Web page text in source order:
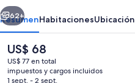
Siguiente
62+
ResumenHabitacionesUbicación
El
precio
actual
es
US$ 68
US$ 77 en total
impuestos y cargos incluidos
1 sept. - 2 sept.